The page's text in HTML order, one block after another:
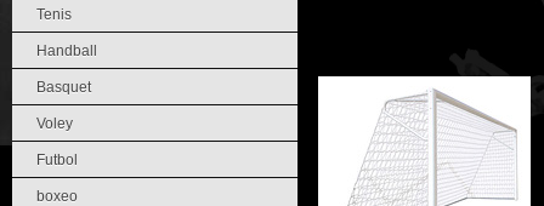
Tenis
Handball
Basquet
Voley
Futbol
boxeo